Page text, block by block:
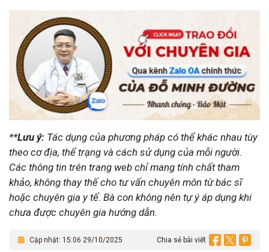
**Lưu ý: Tác dụng của phương pháp có thể khác nhau tùy
theo cơ địa, thể trạng và cách sử dụng của mỗi người.
Các thông tin trên trang web chỉ mang tính chất tham
khảo, không thay thế cho tư vấn chuyên môn từ bác sĩ
hoặc chuyên gia y tế. Bà con không nên tự ý áp dụng khi
chưa được chuyên gia hướng dẫn.
Cập nhật: 15:06 29/10/2025 Chia sẻ bài viết